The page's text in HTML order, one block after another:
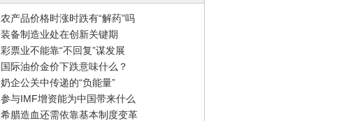
农产品价格时涨时跌有“解药”吗
装备制造业处在创新关键期
彩票业不能靠“不回复”谋发展
国际油价金价下跌意味什么？
奶企公关中传递的“负能量”
参与IMF增资能为中国带来什么
希腊造血还需依靠基本制度变革